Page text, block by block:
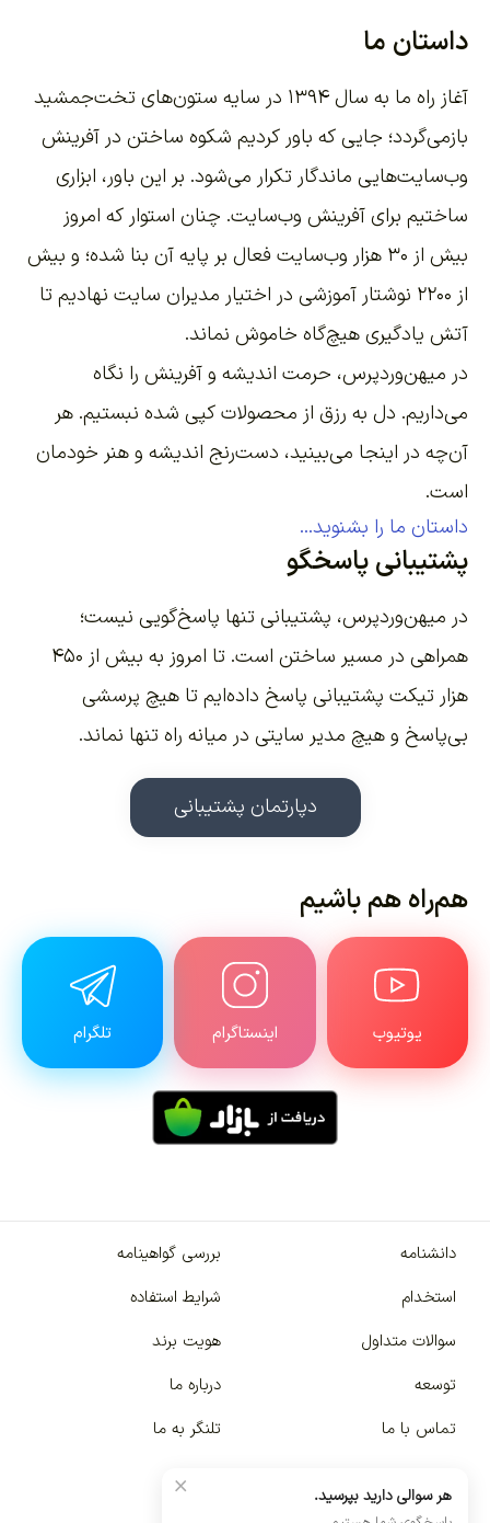
داستان ما
آغاز راه ما به سال ۱۳۹۴ در سایه ستون‌های تخت‌جمشید
بازمی‌گردد؛ جایی که باور کردیم شکوه ساختن در آفرینش
وب‌سایت‌هایی ماندگار تکرار می‌شود. بر این باور، ابزاری
ساختیم برای آفرینش وب‌سایت. چنان استوار که امروز
بیش از ۳۰ هزار وب‌سایت فعال بر پایه آن بنا شده؛ و بیش
از ۲۲۰۰
نوشتار آموزشی در اختیار مدیران سایت نهادیم تا
آتش یادگیری هیچ‌گاه خاموش نماند.
در میهن‌وردپرس، حرمت اندیشه و آفرینش را نگاه
می‌داریم. دل به رزق از محصولات کپی شده نبستیم. هر
آن‌چه در اینجا می‌بینید، دست‌رنج اندیشه و هنر خودمان
است.
داستان ما را بشنوید...
پشتیبانی پاسخگو
در میهن‌وردپرس، پشتیبانی تنها پاسخ‌گویی نیست؛
همراهی در مسیر ساختن است. تا امروز به بیش از ۴۵۰
هزار تیکت پشتیبانی پاسخ داده‌ایم تا هیچ پرسشی
بی‌پاسخ و هیچ مدیر سایتی در میانه راه تنها نماند.
دپارتمان پشتیبانی
هم‌راه هم باشیم
یوتیوب اینستاگرام تلگرام
دانشنامه
بررسی گواهینامه
استخدام
شرایط استفاده
سوالات متداول
هویت برند
توسعه
درباره ما
تماس با ما
تلنگر به ما
× هر سوالی دارید بپرسید.